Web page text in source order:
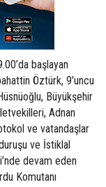
başlayan
Öztürk, 9’uncu
Büyükşehir
Adnan
ve vatandaşlar
ve İstiklal
devam eden
Komutanı